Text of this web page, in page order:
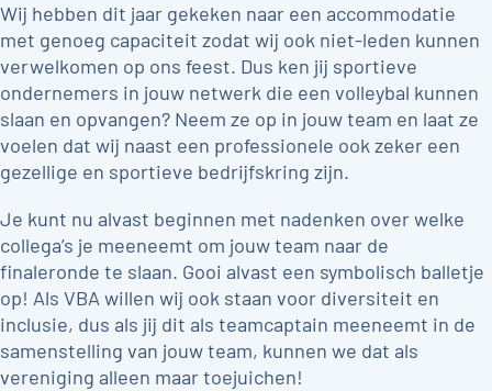
Wij hebben dit jaar gekeken naar een accommodatie
met genoeg capaciteit zodat wij ook niet-leden kunnen
verwelkomen op ons feest. Dus ken jij sportieve
ondernemers in jouw netwerk die een volleybal kunnen
slaan en opvangen? Neem ze op in jouw team en laat ze
voelen dat wij naast een professionele ook zeker een
gezellige en sportieve bedrijfskring zijn.
Je kunt nu alvast beginnen met nadenken over welke
collega’s je meeneemt om jouw team naar de
finaleronde te slaan. Gooi alvast een symbolisch balletje
op! Als VBA willen wij ook staan voor diversiteit en
inclusie, dus als jij dit als teamcaptain meeneemt in de
samenstelling van jouw team, kunnen we dat als
vereniging alleen maar toejuichen!